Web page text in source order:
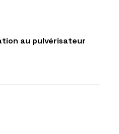
au pulvérisateur